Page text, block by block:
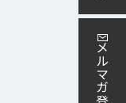
メルマガ登録